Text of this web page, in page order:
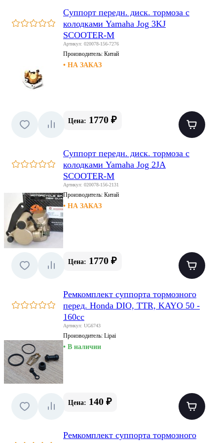
Суппорт передн. диск. тормоза с
колодками Yamaha Jog 3KJ
SCOOTER-M
Артикул: 020078-156-7276
Производитель: Китай
• НА ЗАКАЗ
Цена: 1770 ₽
Суппорт передн. диск. тормоза с
колодками Yamaha Jog 2JA
SCOOTER-M
Артикул: 020078-156-2131
Производитель: Китай
• НА ЗАКАЗ
Цена: 1770 ₽
Ремкомплект суппорта тормозного
перед. Honda DIO, TTR, KAYO 50 -
160cc
Артикул: UG6743
Производитель: Lipai
• В наличии
Цена: 140 ₽
Ремкомплект суппорта тормозного